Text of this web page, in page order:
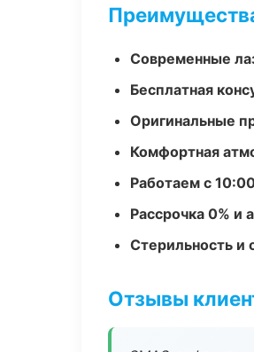
Современные
Бесплатная
Оригинальные
Комфортная
Работаем с
Рассрочка 0% и
Стерильность и
Отзывы